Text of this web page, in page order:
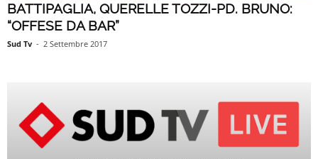
BATTIPAGLIA, QUERELLE TOZZI-PD. BRUNO:
“OFFESE DA BAR”
Sud Tv - 2 Settembre 2017